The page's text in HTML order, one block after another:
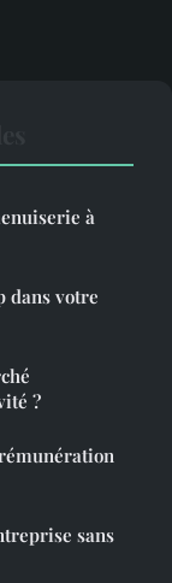
à
dans votre
?
sans